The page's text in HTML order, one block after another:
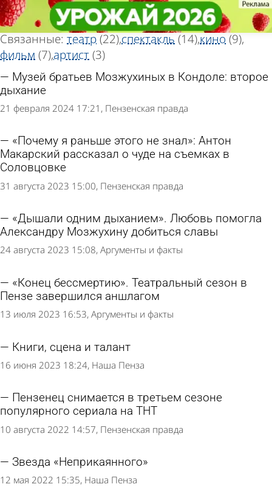
«Актер»
Тег статей
Всего найдено 52 статьи
Связанные: театр(22)спектакль (14)кино (9)
фильм (7)артист(3)
Музей братьев Мозжухиных в Кондоле: второе
дыхание
21 февраля 2024 17:21 Пензенская правда
«Почему я раньше этого не знал»: Антон
Макарский рассказал о чуде на съемках в
Соловцовке
31 августа 2023 15:00 Пензенская правда
«Дышали одним дыханием». Любовь помогла
Александру Мозжухину добиться славы
24 августа 2023 15:08 Аргументы и факты
«Конец бессмертию». Театральный сезон в
Пензе завершился аншлагом
13 июля 2023 16:53 Аргументы и факты
Книги, сцена и талант
16 июня 2023 18:24 Наша Пенза
Пензенец снимается в третьем сезоне
популярного сериала на ТНТ
10 августа 2022 14:57 Пензенская правда
Звезда «Неприкаянного»
12 мая 2022 15:35 Наша Пенза
«Актер»
Тег статей